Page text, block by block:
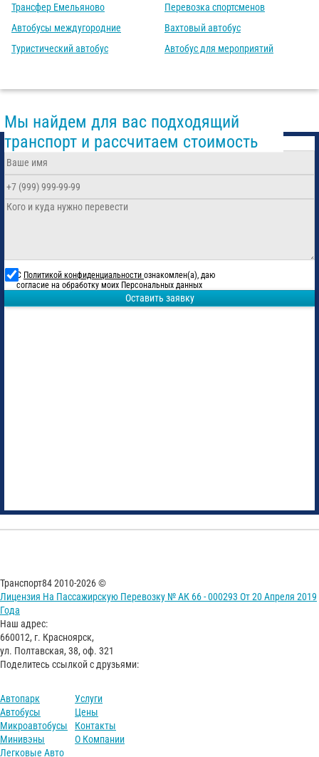
Трансфер Емельяново
Автобусы междугородние
Туристический автобус
Перевозка спортсменов
Вахтовый автобус
Автобус для мероприятий
Мы найдем для вас подходящий
транспорт и рассчитаем стоимость
С Политикой конфиденциальности ознакомлен(а), даю
согласие на обработку моих Персональных данных
Оставить заявку
Транспорт84 2010-2026 ©
Лицензия На Пассажирскую Перевозку № АК 66 - 000293 От 20 Апреля 2019
Года
Наш адрес:
660012, г. Красноярск,
ул. Полтавская, 38, оф. 321
Поделитесь ссылкой с друзьями:
Автопарк
Автобусы
Микроавтобусы
Минивэны
Легковые Авто
Услуги
Цены
Контакты
О Компании